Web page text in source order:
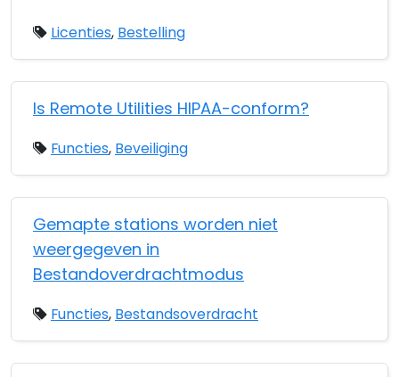
Licenties, Bestelling
Is Remote Utilities HIPAA-conform?
Functies, Beveiliging
Gemapte stations worden niet
weergegeven in
Bestandoverdrachtmodus
Functies, Bestandsoverdracht